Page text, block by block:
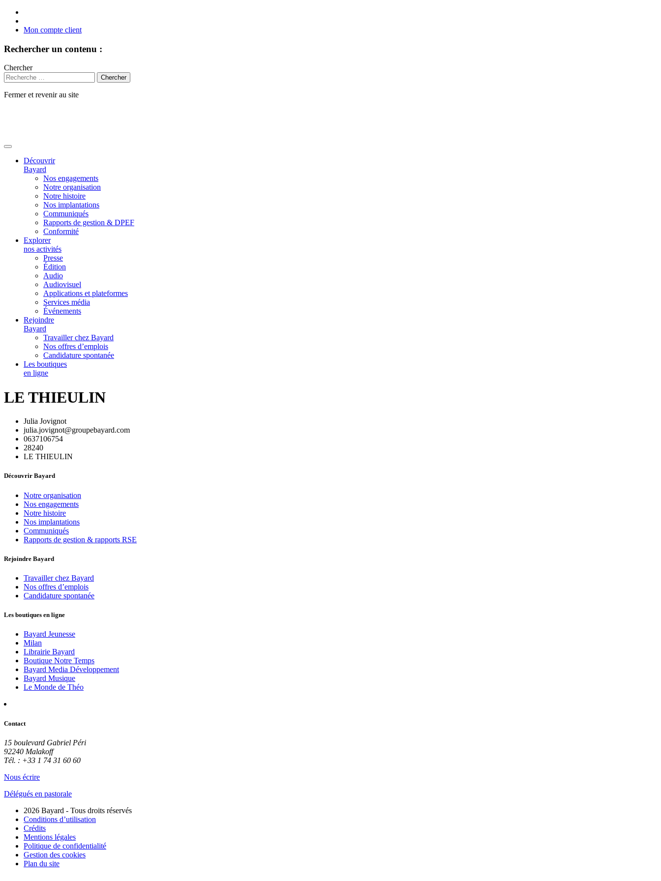
Mon compte client
Rechercher un contenu :
Chercher
Fermer et revenir au site
Découvrir
Bayard
Nos engagements
Notre organisation
Notre histoire
Nos implantations
Communiqués
Rapports de gestion & DPEF
Conformité
Explorer
nos activités
Presse
Édition
Audio
Audiovisuel
Applications et plateformes
Services média
Événements
Rejoindre
Bayard
Travailler chez Bayard
Nos offres d’emplois
Candidature spontanée
Les boutiques
en ligne
LE THIEULIN
Julia Jovignot
julia.jovignot@groupebayard.com
0637106754
28240
LE THIEULIN
Découvrir Bayard
Notre organisation
Nos engagements
Notre histoire
Nos implantations
Communiqués
Rapports de gestion & rapports RSE
Rejoindre Bayard
Travailler chez Bayard
Nos offres d’emplois
Candidature spontanée
Les boutiques en ligne
Bayard Jeunesse
Milan
Librairie Bayard
Boutique Notre Temps
Bayard Media Développement
Bayard Musique
Le Monde de Théo
Contact
15 boulevard Gabriel Péri
92240 Malakoff
Tél. : +33 1 74 31 60 60
Nous écrire
Délégués en pastorale
2026 Bayard - Tous droits réservés
Conditions d’utilisation
Crédits
Mentions légales
Politique de confidentialité
Gestion des cookies
Plan du site